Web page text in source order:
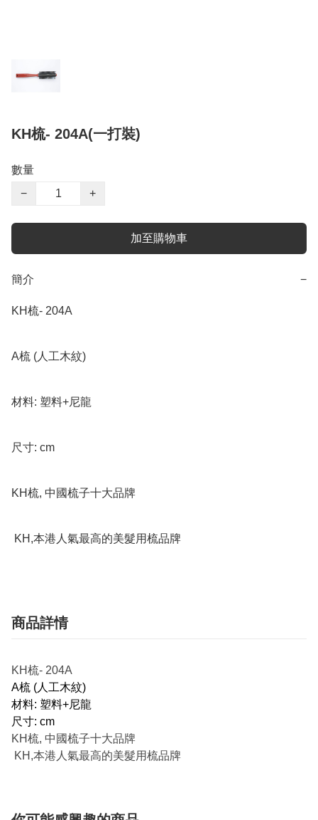
KH梳- 204A(一打裝)
數量
−
+
加至購物車
簡介 −
KH梳- 204A
A梳 (人工木紋)
材料: 塑料+尼龍
尺寸: cm
KH梳, 中國梳子十大品牌
KH,本港人氣最高的美髮用梳品牌
商品詳情
KH梳- 204A
A梳 (人工木紋)
材料: 塑料+尼龍
尺寸: cm
KH梳, 中國梳子十大品牌
KH,本港人氣最高的美髮用梳品牌